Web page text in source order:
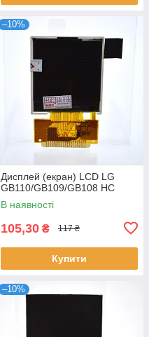
–10%
Дисплей (екран) LCD LG
GB110/GB109/GB108 HC
В наявності
105,30 ₴ 117 ₴
Купити
–10%